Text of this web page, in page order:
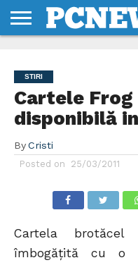
NOI
SI
CONDITII
STIRI
Cartele Frog
disponibilă
By Cristi
Posted on 25/03/2011
Cartela
îmbogățită cu o